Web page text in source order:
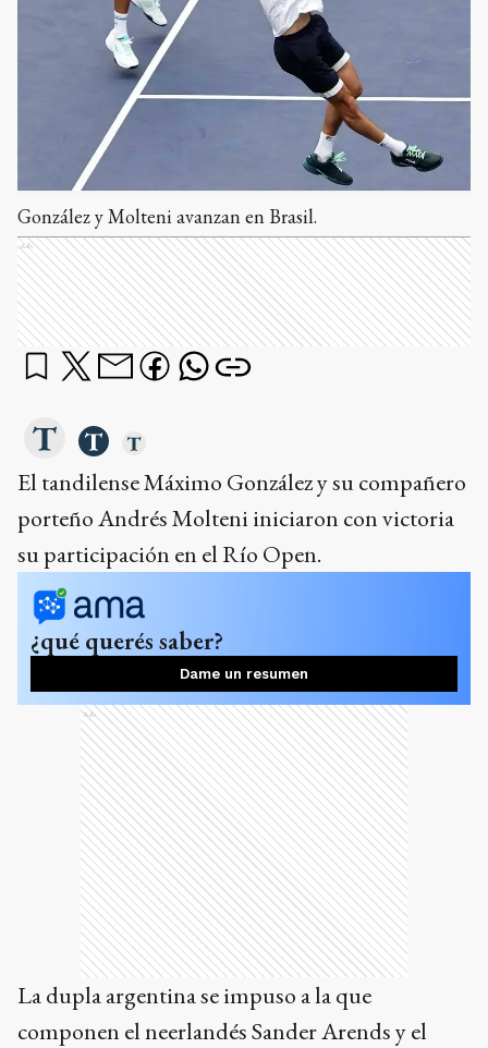
González y Molteni avanzan en Brasil.
Ads
El tandilense Máximo González y su compañero
porteño Andrés Molteni iniciaron con victoria
su participación en el Río Open.
¿qué querés saber?
Dame un resumen
Ads
La dupla argentina se impuso a la que
componen el neerlandés Sander Arends y el